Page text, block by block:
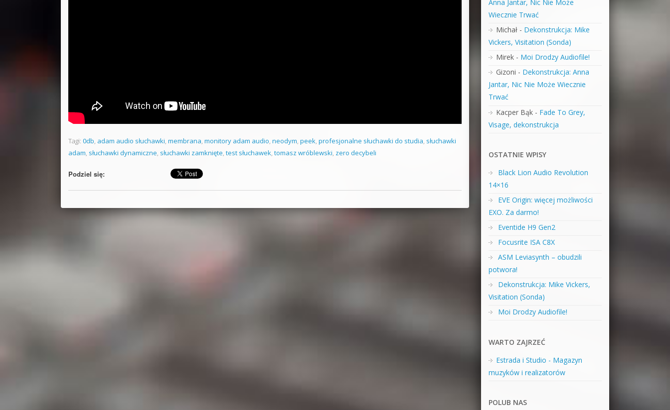
Tagi: 0db, adam audio słuchawki, membrana, monitory adam audio, neodym, peek, profesjonalne słuchawki do studia, słuchawki
adam, słuchawki dynamiczne, słuchawki zamknięte, test słuchawek, tomasz wróblewski, zero decybeli
Podziel się:
Anna Jantar, Nic Nie Może
Wiecznie Trwać
Michał- Dekonstrukcja: Mike
Vickers, Visitation (Sonda)
Mirek- Moi Drodzy Audiofile!
Gizoni - Dekonstrukcja: Anna
Jantar, Nic Nie Może Wiecznie
Trwać
Kacper Bąk- Fade To Grey,
Visage, dekonstrukcja
OSTATNIE WPISY
Black Lion Audio Revolution
14×16
EVE Origin: więcej możliwości
EXO. Za darmo!
Eventide H9 Gen2
Focusrite ISA C8X
ASM Leviasynth – obudzili
potwora!
Dekonstrukcja: Mike Vickers,
Visitation (Sonda)
Moi Drodzy Audiofile!
WARTO ZAJRZEĆ
Estrada i Studio - Magazyn
muzyków i realizatorów
POLUB NAS